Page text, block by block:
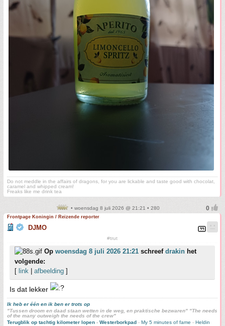
Do not meddle in the affairs of dragons, for you are lickable and taste good with chocolat,
caramel and whipped cream!
Freaks like me drink tea
• woensdag 8 juli 2026 @ 21:21 • 280
Frontpage Koningin / Reizende reporter
DJMO
#trut
Op woensdag 8 juli 2026 21:21 schreef drakin het
volgende:
[ link afbeelding ]
Is dat lekker
Ik heb er één en ik ben er trots op
"Tussen droom en daad staan wetten in de weg, en praktische bezwaren" "The needs
of the many outweigh the needs of the crew"
Terugblik op tachtig kilometer lopen - Westerborkpad - My 5 minutes of fame - Heldin